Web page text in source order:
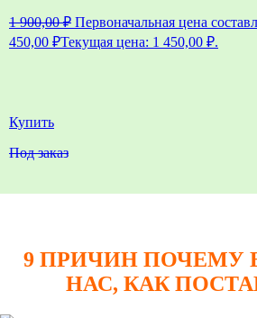
1 900,00₽ Первоначальная цена
450,00 ₽Текущая цена: 1 450,00 ₽.
Купить
Под заказ
9 ПРИЧИН ПОЧЕМУ
НАС, КАК